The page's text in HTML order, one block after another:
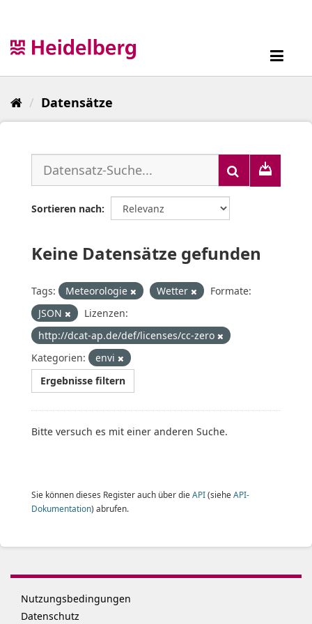
Datensätze
Sortieren nach
Keine Datensätze gefunden
Tags: Meteorologie Wetter
Formate:
JSON
Lizenzen:
http://dcat-ap.de/def/licenses/cc-zero
Kategorien:
envi
Ergebnisse filtern
Bitte versuch es mit einer anderen Suche.
Sie können dieses Register auch über die API(siehe API-
Dokumentation) abrufen.
Nutzungsbedingungen
Datenschutz